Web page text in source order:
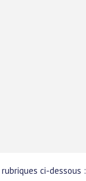
ci-dessous :